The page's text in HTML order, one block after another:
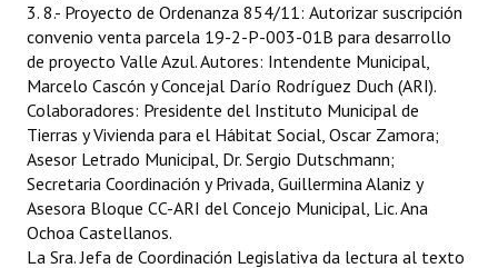
3. 8.- Proyecto de Ordenanza 854/11: Autorizar suscripción
convenio venta parcela 19-2-P-003-01B para desarrollo
de proyecto Valle Azul. Autores: Intendente Municipal,
Marcelo Cascón y Concejal Darío Rodríguez Duch (ARI).
Colaboradores: Presidente del Instituto Municipal de
Tierras y Vivienda para el Hábitat Social, Oscar Zamora;
Asesor Letrado Municipal, Dr. Sergio Dutschmann;
Secretaria Coordinación y Privada, Guillermina Alaniz y
Asesora Bloque CC-ARI del Concejo Municipal, Lic. Ana
Ochoa Castellanos.
La Sra. Jefa de Coordinación Legislativa da lectura al texto